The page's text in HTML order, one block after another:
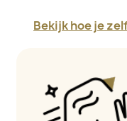
Bekijk hoe je